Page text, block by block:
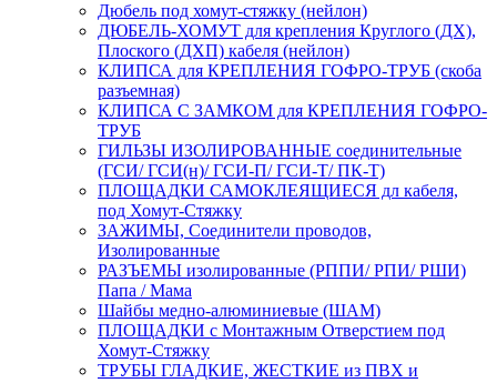
Дюбель под хомут-стяжку (нейлон)
ДЮБЕЛЬ-ХОМУТ для крепления Круглого (ДХ),
Плоского (ДХП) кабеля (нейлон)
КЛИПСА для КРЕПЛЕНИЯ ГОФРО-ТРУБ (скоба
разъемная)
КЛИПСА С ЗАМКОМ для КРЕПЛЕНИЯ ГОФРО-
ТРУБ
ГИЛЬЗЫ ИЗОЛИРОВАННЫЕ соединительные
(ГСИ/ ГСИ(н)/ ГСИ-П/ ГСИ-Т/ ПК-Т)
ПЛОЩАДКИ САМОКЛЕЯЩИЕСЯ дл кабеля,
под Хомут-Стяжку
ЗАЖИМЫ, Соединители проводов,
Изолированные
РАЗЪЕМЫ изолированные (РППИ/ РПИ/ РШИ)
Папа / Мама
Шайбы медно-алюминиевые (ШАМ)
ПЛОЩАДКИ с Монтажным Отверстием под
Хомут-Стяжку
ТРУБЫ ГЛАДКИЕ, ЖЕСТКИЕ из ПВХ и